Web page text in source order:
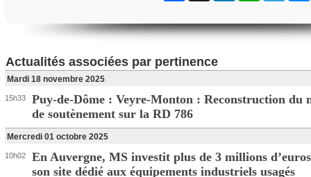
Actualités associées par pertinence
Mardi 18 novembre 2025
15h33
Puy-de-Dôme : Veyre-Monton : Reconstruction du
de soutènement sur la RD 786
Mercredi 01 octobre 2025
10h02
En Auvergne, MS investit plus de 3 millions
son site dédié aux équipements industriels usagés